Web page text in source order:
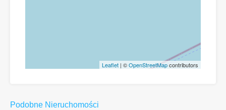
Leaflet | ©OpenStreetMapcontributors
Podobne Nieruchomości